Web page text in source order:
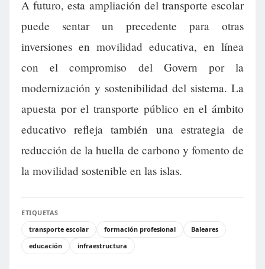
A futuro, esta ampliación del transporte escolar
puede sentar un precedente para otras
inversiones en movilidad educativa, en línea
con el compromiso del Govern por la
modernización y sostenibilidad del sistema. La
apuesta por el transporte público en el ámbito
educativo refleja también una estrategia de
reducción de la huella de carbono y fomento de
la movilidad sostenible en las islas.
ETIQUETAS
transporte escolar
formación profesional
Baleares
educación
infraestructura